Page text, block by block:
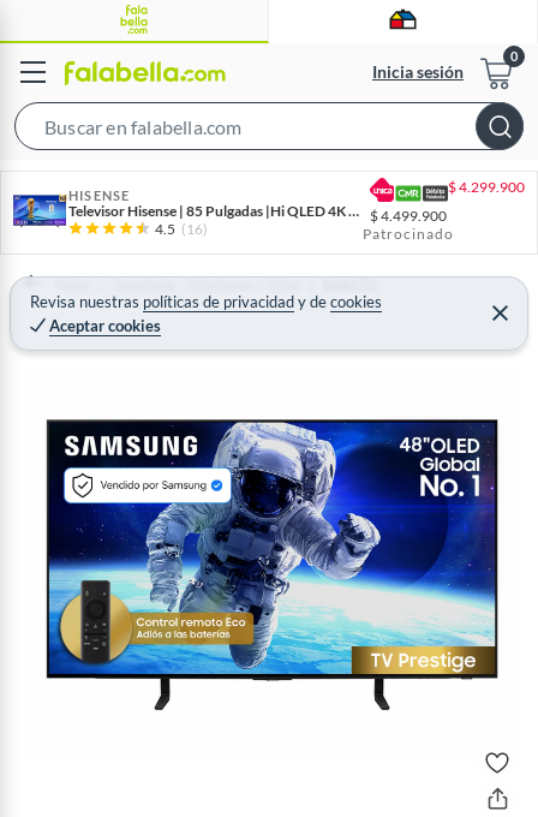
Inicia sesión
h
B
HISENSE
Televisor Hisense | 85 Pulgadas |Hi QLED 4K | 85Q6QV
4.5 (16)
$4.299.900
$4.499.900
Patrocinado
Revisa nuestras políticas de privacidadydecookies
Aceptar cookies
C
e
r
Home Tecnología - Televisores y Video Smart TV